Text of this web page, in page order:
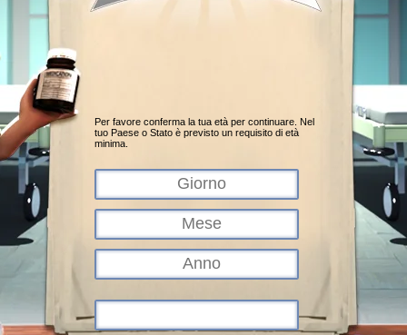
Per favore conferma la tua età per continuare. Nel
tuo Paese o Stato è previsto un requisito di età
minima.